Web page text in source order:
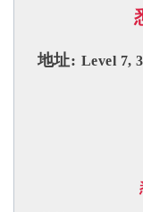
地址: Level 7,